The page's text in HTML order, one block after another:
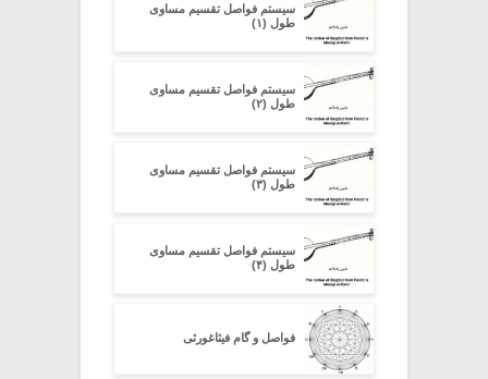
سیستم فواصل تقسیم مساوی
طول (۱)
سیستم فواصل تقسیم مساوی
طول (۲)
سیستم فواصل تقسیم مساوی
طول (۳)
سیستم فواصل تقسیم مساوی
طول (۴)
فواصل و گام فیثاغورثی